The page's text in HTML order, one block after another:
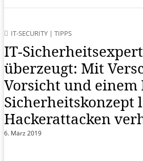
IT-SECURITY | TIPPS
IT-
überzeugt: Mit
Vorsicht und einem
Sicherheitskonzept
Hackerattacken
6. März 2019